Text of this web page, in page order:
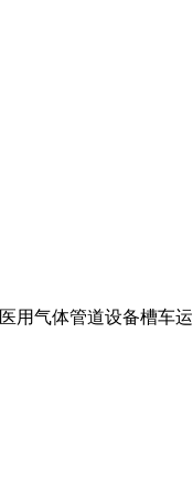
医用气体管道设备槽车运